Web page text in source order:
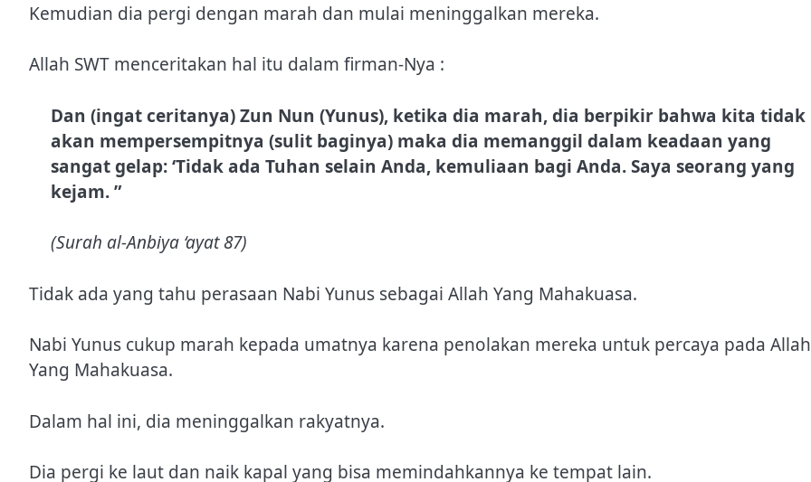
Kemudian dia pergi dengan marah dan mulai meninggalkan mereka.
Allah SWT menceritakan hal itu dalam firman-Nya :
Dan (ingat ceritanya) Zun Nun (Yunus), ketika dia marah, dia berpikir bahwa kita tidak
akan mempersempitnya (sulit baginya) maka dia memanggil dalam keadaan yang
sangat gelap: ‘Tidak ada Tuhan selain Anda, kemuliaan bagi Anda. Saya seorang yang
kejam. ”
(Surah al-Anbiya ‘ayat 87)
Tidak ada yang tahu perasaan Nabi Yunus sebagai Allah Yang Mahakuasa.
Nabi Yunus cukup marah kepada umatnya karena penolakan mereka untuk percaya pada Allah
Yang Mahakuasa.
Dalam hal ini, dia meninggalkan rakyatnya.
Dia pergi ke laut dan naik kapal yang bisa memindahkannya ke tempat lain.